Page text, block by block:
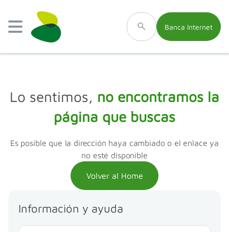
Banca Internet
Lo sentimos, no encontramos la
página que buscas
Es posible que la dirección haya cambiado o el enlace ya
no esté disponible
Volver al Home
Información y ayuda